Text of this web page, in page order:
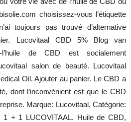
choisissez-vous l’étiquette
toujours pas trouvé d’alternative
Lucovitaal CBD 5% Blog van
l’huile de CBD est socialement
salon de beauté. Lucovitaal
Oil. Ajouter au panier. Le CBD a
dont l’inconvénient est que le CBD
Marque: Lucovitaal, Catégorie:
1 + 1 LUCOVITAAL. Huile de CBD,